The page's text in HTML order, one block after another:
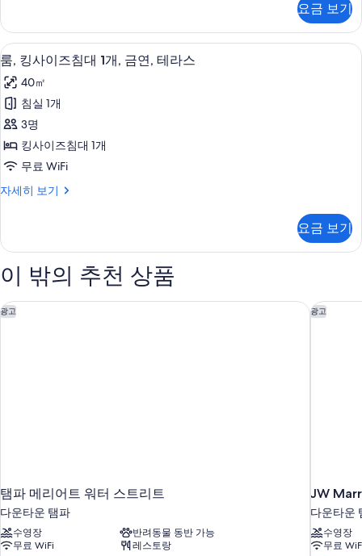
침
대
1
개
(View)
사
진
모
두
스
위
트,
더
블
침
대
개
(View)
자
세
요금 보기
룸,
킹
사
이
즈
침
1
금
테
라
스
룸, 킹사이즈침대 1개, 금연, 테라스 |
4
룸, 킹사이즈침대 1개, 금연, 테라스
40㎡
침실 1개
3명
킹사이즈침대 1개
무료 WiFi
자세히 보기
룸,
즈
대
개,
금
요금 보기
이 밖의 추천 상품
광고
탬파 메리어트 워터 스트리트
다운타운 탬파
수영장
반려동물 동반 가능
무료 WiFi
레스토랑
탬파 메리어트 워터 스트리트 광고
JW
다운타운
수영장
무료
JW